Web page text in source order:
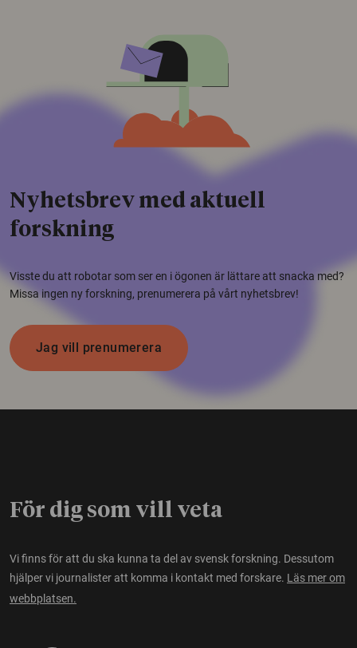
Nyhetsbrev med aktuell
forskning
Visste du att robotar som ser en i ögonen är lättare att snacka med?
Missa ingen ny forskning, prenumerera på vårt nyhetsbrev!
Jag vill prenumerera
För dig som vill veta
Vi finns för att du ska kunna ta del av svensk forskning. Dessutom
hjälper vi journalister att komma i kontakt med forskare. Läs mer om
webbplatsen.